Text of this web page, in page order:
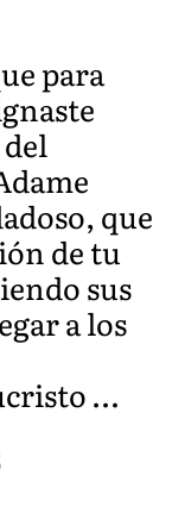
para
que
de tu
sus
a los
…